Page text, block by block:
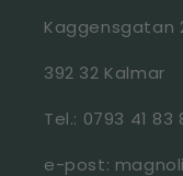
Kaggensgatan
392 32 Kalmar
Tel.: 0793 41 83
e-post: